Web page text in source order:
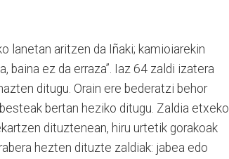
lanetan aritzen da Iñaki; kamioiarekin
baina ez da erraza”. Iaz 64 zaldi izatera
ditugu. Orain ere bederatzi behor
bertan heziko ditugu. Zaldia
dituztenean, hiru urtetik gorakoak
hezten dituzte zaldiak: jabea edo